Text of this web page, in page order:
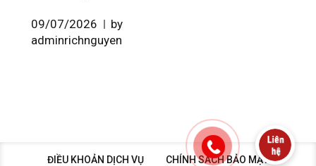
09/07/2026
by
adminrichnguyen
ĐIỀU KHOẢN DỊCH VỤ CHÍNH SÁCH BẢO MẬT